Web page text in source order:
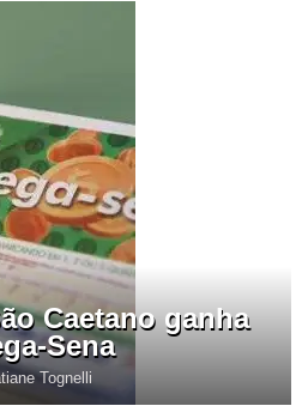
Caetano ganha
Sena
Tognelli